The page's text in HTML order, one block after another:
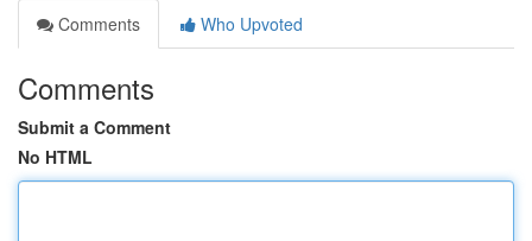
Comments
Who Upvoted
Comments
Submit a Comment
No HTML